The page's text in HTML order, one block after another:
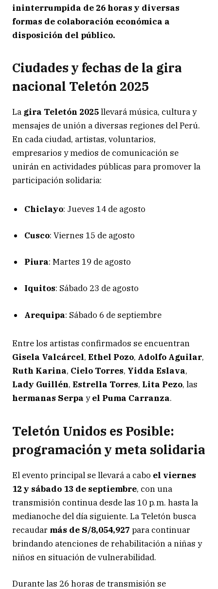
ininterrumpida de 26 horas y diversas
formas de colaboración económica a
disposición del público.
Ciudades y fechas de la gira
nacional Teletón 2025
La gira Teletón 2025llevará música, cultura y
mensajes de unión a diversas regiones del Perú.
En cada ciudad, artistas, voluntarios,
empresarios y medios de comunicación se
unirán en actividades públicas para promover la
participación solidaria:
Chiclayo: Jueves 14 de agosto
Cusco: Viernes 15 de agosto
Piura: Martes 19 de agosto
Iquitos: Sábado 23 de agosto
Arequipa: Sábado 6 de septiembre
Entre los artistas confirmados se encuentran
Gisela Valcárcel, Ethel Pozo, Adolfo Aguilar,
Ruth Karina, Cielo Torres, Yidda Eslava,
Lady Guillén, Estrella Torres, Lita Pezo, las
hermanas Serpa yel Puma Carranza.
Teletón Unidos es Posible:
programación y meta solidaria
El evento principal se llevará a cabo el viernes
12 y sábado 13 de septiembre, con una
transmisión continua desde las 10 p. m. hasta la
medianoche del día siguiente. La Teletón busca
recaudar más de S/8,054,927 para continuar
brindando atenciones de rehabilitación a niñas y
niños en situación de vulnerabilidad.
Durante las 26 horas de transmisión se